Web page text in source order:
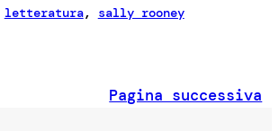
letteratura, sally rooney
Pagina successiva